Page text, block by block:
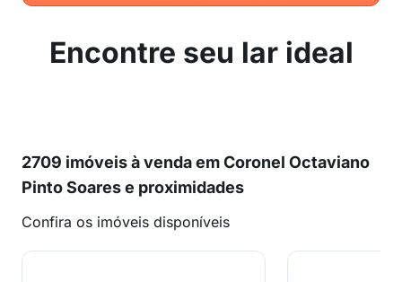
Encontre seu lar ideal
2709 imóveis à venda em Coronel Octaviano
Pinto Soares e proximidades
Confira os imóveis disponíveis